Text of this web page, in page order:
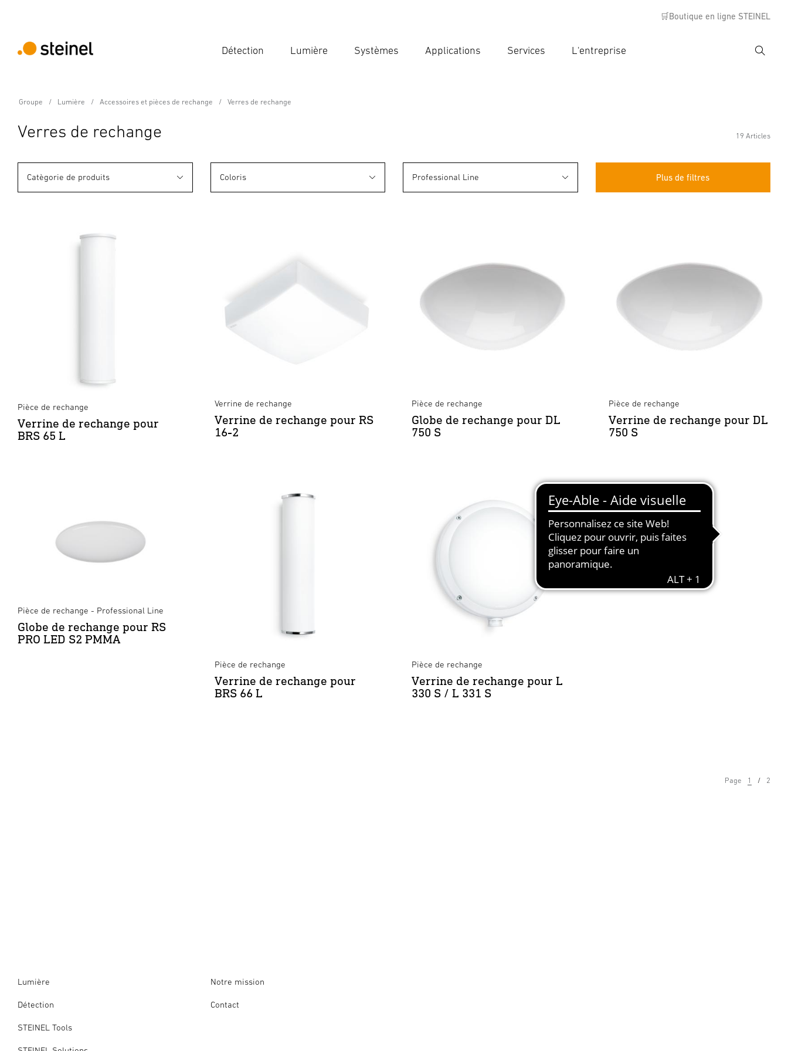
🛒Boutique en ligne STEINEL
Détection Lumière Systèmes Applications Services L'entreprise
Groupe Lumière Accessoires et pièces de rechange Verres de rechange
Verres de rechange 19 Articles
Plus de filtres
Catègorie de produits Coloris Professional Line
Pièce de rechange
Verrine de rechange pour
BRS 65 L
Verrine de rechange
Verrine de rechange pour RS
16-2
Pièce de rechange
Globe de rechange pour DL
750 S
Pièce de rechange
Verrine de rechange pour DL
750 S
Pièce de rechange - Professional Line
Globe de rechange pour RS
PRO LED S2 PMMA
Pièce de rechange
Verrine de rechange pour
BRS 66 L
Pièce de rechange
Verrine de rechange pour L
330 S / L 331 S
Page 1 2
Lumière
Détection
STEINEL Tools
Notre mission
Contact